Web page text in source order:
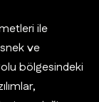
ile
ve
bölgesindeki